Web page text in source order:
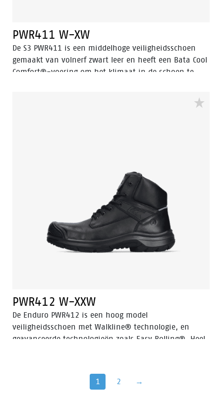
PWR411 W-XW
De S3 PWR411 is een middelhoge veiligheidsschoen
gemaakt van volnerf zwart leer en heeft een Bata Cool
Comfort®-voering om het klimaat in de schoen te
Rolling®, Heel Lock System® en het Tunnel system®,
PWR412 W-XXW
De Enduro PWR412 is een hoog model
veiligheidsschoen met Walkline® technologie, en
geavanceerde technologieën zoals Easy Rolling®, Heel
PWR412 valt in de S3 veiligheidscategorie en heeft een
aluminium neus, een stalen penetratiebestendige
1 2 →